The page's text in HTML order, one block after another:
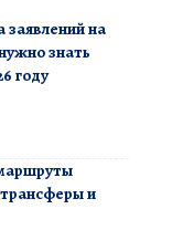
заявлений на
знать
году
и